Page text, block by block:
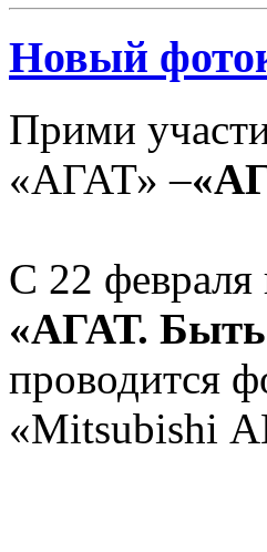
Новый
Прими
«АГАТ» –
С 22 февраля
«АГАТ.
проводится
«Mitsubishi